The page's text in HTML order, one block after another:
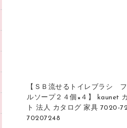
【ＳＢ流せるトイレブラシ
ルソープ２４個×４】 kaunet
ト 法人 カタログ 家具 7020-
70207248